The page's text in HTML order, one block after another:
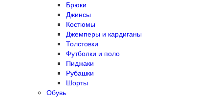
Брюки
Джинсы
Костюмы
Джемперы и кардиганы
Толстовки
Футболки и поло
Пиджаки
Рубашки
Шорты
Обувь